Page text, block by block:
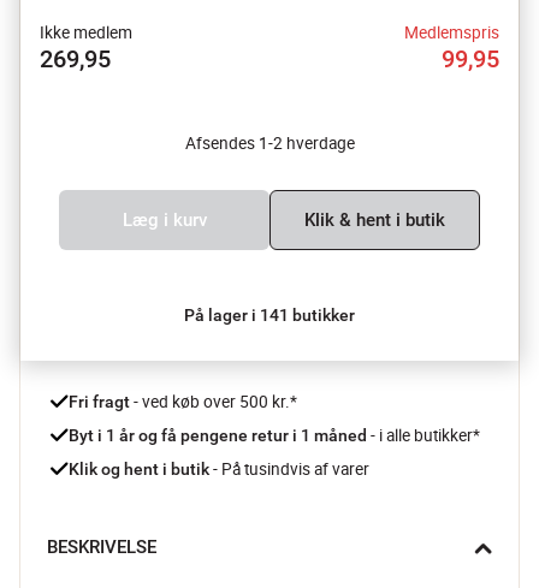
Ikke medlem
269,95
Medlemspris
99,95
Afsendes 1-2 hverdage
Læg i kurv Klik & hent i butik
På lager i 141 butikker
Fri fragt - ved køb over 500 kr.*
Byt i 1 år og få pengene retur i 1 måned - i alle butikker*
Klik og hent i butik - På tusindvis af varer
BESKRIVELSE